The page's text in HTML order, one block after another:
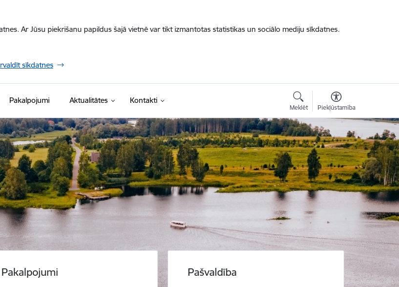
Ar Jūsu piekrišanu papildus šajā vietnē var tikt izmantotas statistikas un sociālo mediju sīkdatnes.
sīkdatnes
Pakalpojumi Aktualitātes Kontakti
Meklēt Piekļūstamība
Pakalpojumi Pašvaldība